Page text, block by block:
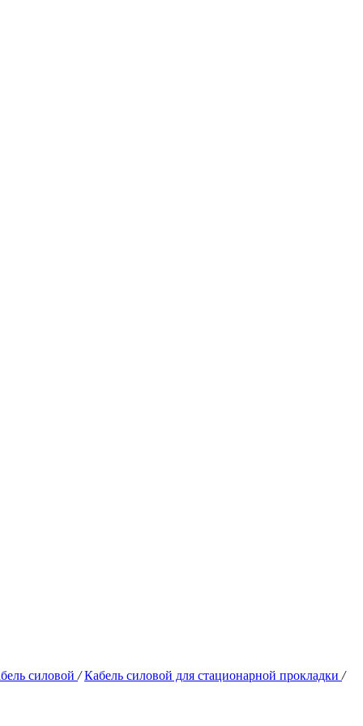
силовой / Кабель силовой для стационарной прокладки /